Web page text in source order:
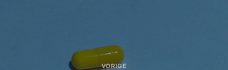
VORIGE